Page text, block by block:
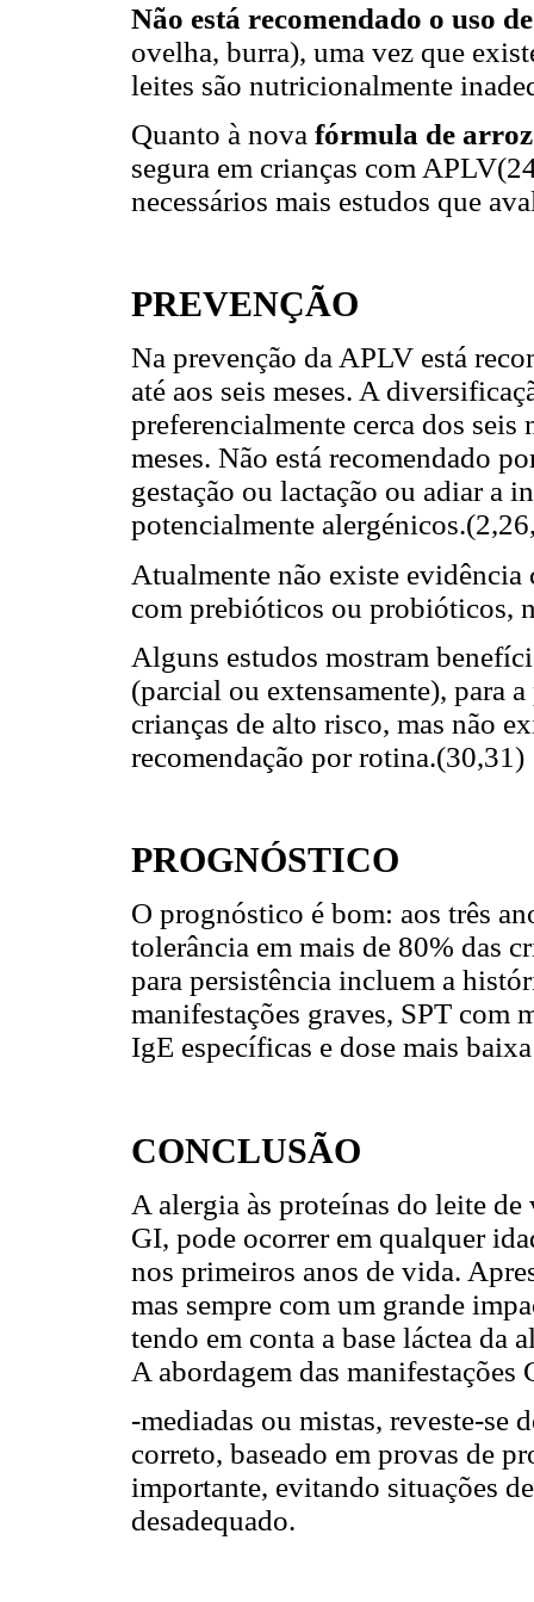
Não está recomendado o uso
ovelha, burra), uma vez que
leites são nutricionalmente
Quanto à nova fórmula de
segura em crianças com
necessários mais estudos que
PREVENÇÃO
Na prevenção da APLV está
até aos seis meses. A
preferencialmente cerca dos seis
meses. Não está recomendado
gestação ou lactação ou adiar a
potencialmente
Atualmente não existe
com prebióticos ou probióticos,
Alguns estudos mostram
(parcial ou extensamente), para
crianças de alto risco, mas não
recomendação por rotina.(30,31)
PROGNÓSTICO
O prognóstico é bom: aos três
tolerância em mais de 80% das
para persistência incluem a
manifestações graves, SPT com
IgE específicas e dose mais
CONCLUSÃO
A alergia às proteínas do leite de
GI, pode ocorrer em qualquer
nos primeiros anos de vida.
mas sempre com um grande
tendo em conta a base láctea da
A abordagem das
-mediadas ou mistas, reveste-se
correto, baseado em provas de
importante, evitando situações
desadequado.